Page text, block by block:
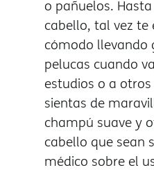
o pañuelos.
cabello, tal vez te
cómodo llevando
pelucas cuando
estudios o a
sientas de
champú suave y
cabello que sean
médico sobre el